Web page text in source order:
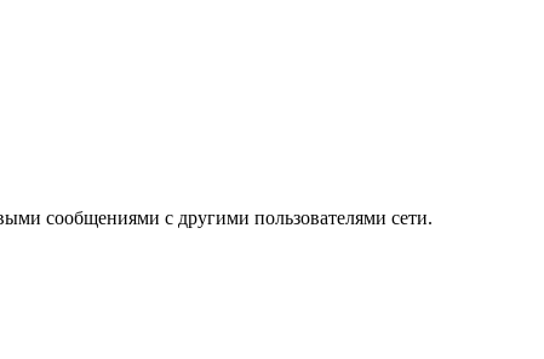
сообщениями с другими пользователями сети.